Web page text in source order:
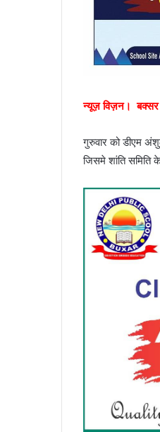
न्यूज़ विज़न। बक्सर
गुरुवार को डीएम
जिसमे शांति समिति